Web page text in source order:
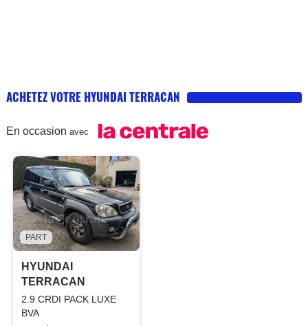
ACHETEZ VOTRE HYUNDAI TERRACAN
En occasion avec
PART
HYUNDAI
TERRACAN
2.9 CRDI PACK LUXE
BVA